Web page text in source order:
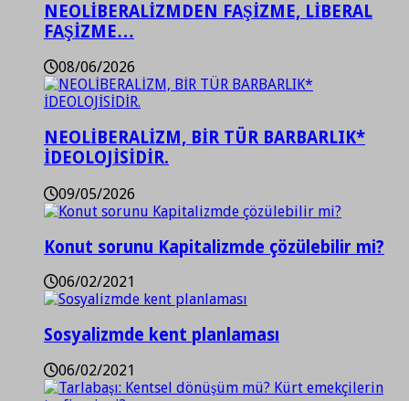
NEOLİBERALİZMDEN FAŞİZME, LİBERAL
FAŞİZME…
08/06/2026
NEOLİBERALİZM, BİR TÜR BARBARLIK*
İDEOLOJİSİDİR.
09/05/2026
Konut sorunu Kapitalizmde çözülebilir mi?
06/02/2021
Sosyalizmde kent planlaması
06/02/2021